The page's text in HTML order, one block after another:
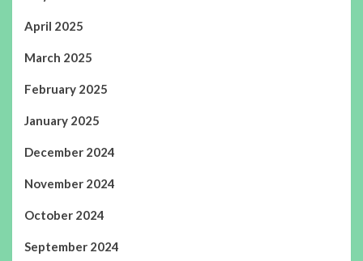
April 2025
March 2025
February 2025
January 2025
December 2024
November 2024
October 2024
September 2024